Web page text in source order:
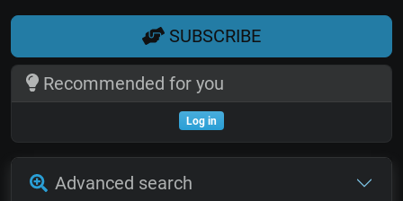
SUBSCRIBE
Recommended for you
Log in
Advanced search